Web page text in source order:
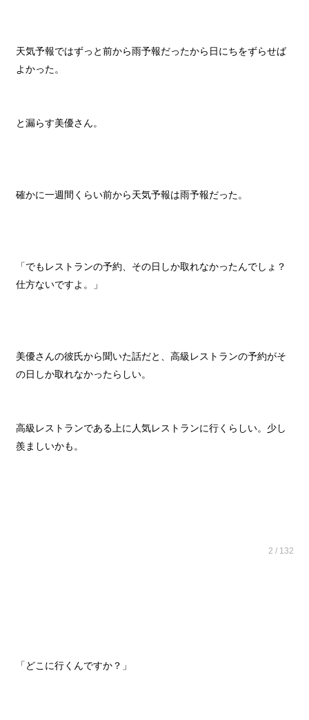
天気予報ではずっと前から雨予報だったから日にちをずらせば
よかった。
と漏らす美優さん。
確かに一週間くらい前から天気予報は雨予報だった。
「でもレストランの予約、その日しか取れなかったんでしょ？
仕方ないですよ。」
美優さんの彼氏から聞いた話だと、高級レストランの予約がそ
の日しか取れなかったらしい。
高級レストランである上に人気レストランに行くらしい。少し
羨ましいかも。
2 / 132
「どこに行くんですか？」